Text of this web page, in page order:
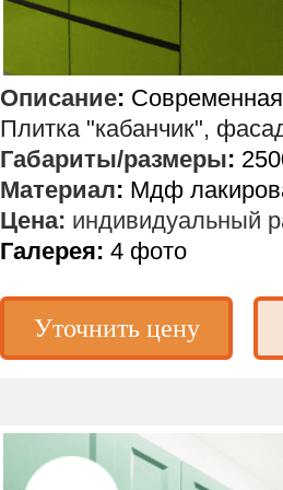
Уточнить цену
Описание: Современная
Плитка "кабанчик",
Габариты/размеры:
Материал: Мдф
Цена: индивидуальный
Галерея: 4 фото